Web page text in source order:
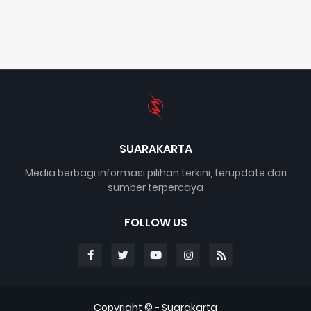
SUARAKARTA
Media berbagi informasi pilihan terkini, terupdate dari
sumber terpercaya
FOLLOW US
Copyright © - Suarakarta